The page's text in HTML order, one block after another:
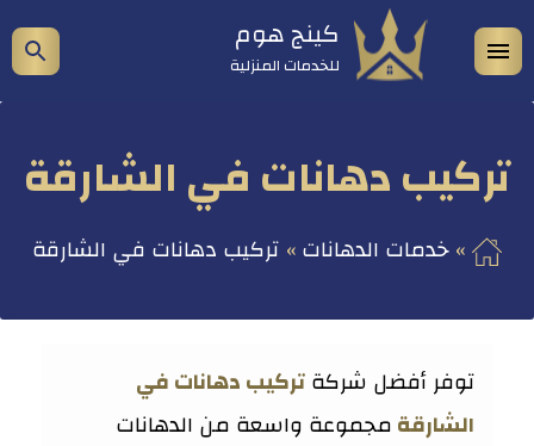
التجاوز
إلى
المحتوى
كينج هوم
للخدمات المنزلية
تركيب دهانات في الشارقة
خدمات الدهانات تركيب دهانات في الشارقة
توفر أفضل شركةتركيب دهانات في
الشارقةمجموعة واسعة من الدهانات